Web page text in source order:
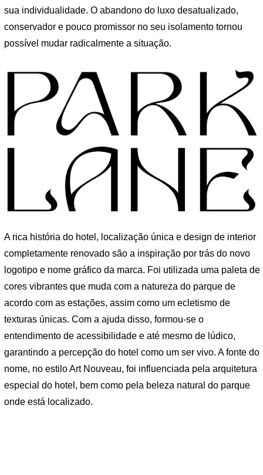
sua individualidade. O abandono do luxo desatualizado,
conservador e pouco promissor no seu isolamento tornou
possível mudar radicalmente a situação.
A rica história do hotel, localização única e design de interior
completamente renovado são a inspiração por trás do novo
logotipo e nome gráfico da marca. Foi utilizada uma paleta de
cores vibrantes que muda com a natureza do parque de
acordo com as estações, assim como um ecletismo de
texturas únicas. Com a ajuda disso, formou-se o
entendimento de acessibilidade e até mesmo de lúdico,
garantindo a percepção do hotel como um ser vivo. A fonte do
nome, no estilo Art Nouveau, foi influenciada pela arquitetura
especial do hotel, bem como pela beleza natural do parque
onde está localizado.